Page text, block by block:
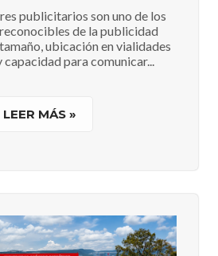
publicitarios son uno de los
de la publicidad
ubicación en vialidades
para comunicar...
LEER MÁS »